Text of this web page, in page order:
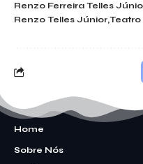
Renzo Ferreira Telles
Renzo Telles Júnior Teatro
Home
Sobre Nós